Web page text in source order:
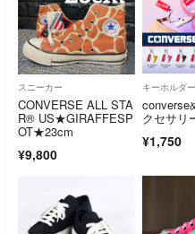
スニーカー
CONVERSE ALL STA
R®︎ US★GIRAFFESP
OT★23cm
¥9,800
キーホルダー
converse
クセサリ
¥1,750